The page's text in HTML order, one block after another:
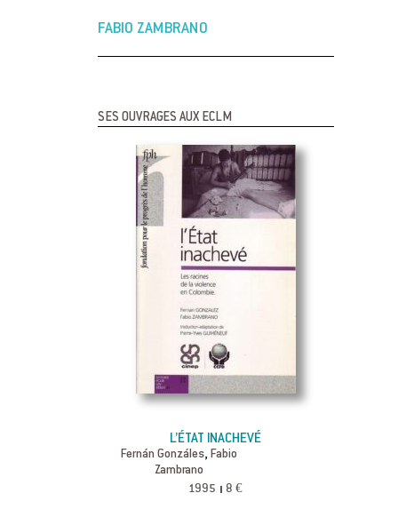
FABIO ZAMBRANO
SES OUVRAGES AUX ECLM
L’ÉTAT INACHEVÉ
Fernán Gonzáles,Fabio
Zambrano
1995 8 €